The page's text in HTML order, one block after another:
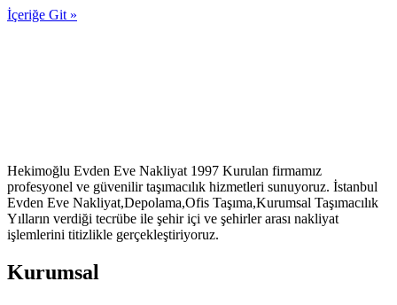
İçeriğe Git »
Hekimoğlu Evden Eve Nakliyat 1997 Kurulan firmamız
profesyonel ve güvenilir taşımacılık hizmetleri sunuyoruz. İstanbul
Evden Eve Nakliyat,Depolama,Ofis Taşıma,Kurumsal Taşımacılık
Yılların verdiği tecrübe ile şehir içi ve şehirler arası nakliyat
işlemlerini titizlikle gerçekleştiriyoruz.
Kurumsal